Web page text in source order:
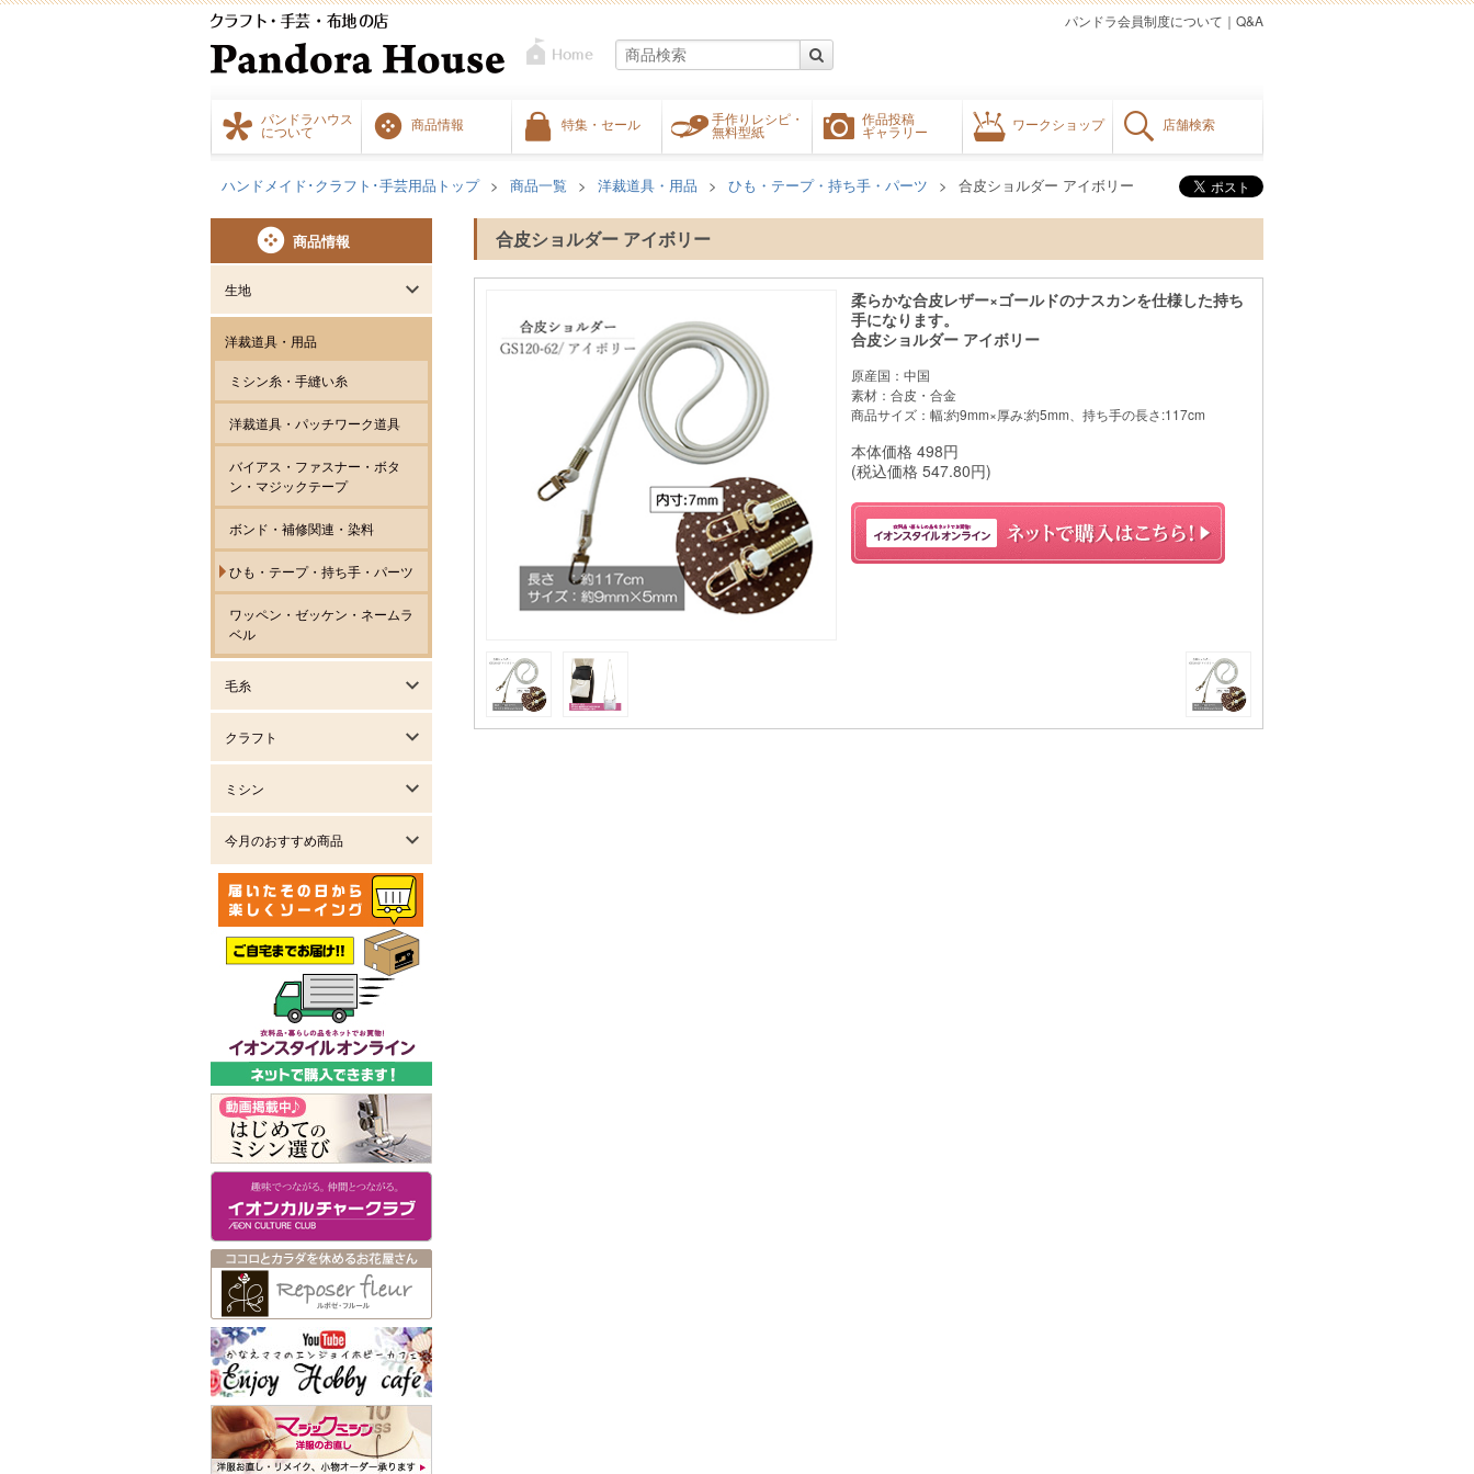
パンドラハウス
について
商品情報 特集・セール
手作りレシピ・
無料型紙
作品投稿
ギャラリー
ワークショップ 店舗検索
Q&A
｜
パンドラ会員制度について
ハンドメイド･クラフト･手芸用品トップ 商品一覧 洋裁道具・用品 ひも・テープ・持ち手・パーツ 合皮ショルダー アイボリー
合皮ショルダー アイボリー
柔らかな合皮レザー×ゴールドのナスカンを仕様した持ち
手になります。
合皮ショルダー アイボリー
原産国：中国
素材：合皮・合金
商品サイズ：幅:約9mm×厚み:約5mm、持ち手の長さ:117cm
本体価格 498円
(税込価格 547.80円)
商品情報
生地
洋裁道具・用品
ミシン糸・手縫い糸
洋裁道具・パッチワーク道具
バイアス・ファスナー・ボタ
ン・マジックテープ
ボンド・補修関連・染料
ひも・テープ・持ち手・パーツ
ワッペン・ゼッケン・ネームラ
ベル
毛糸
クラフト
ミシン
今月のおすすめ商品